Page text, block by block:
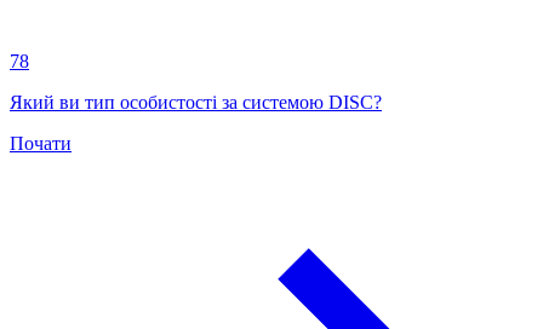
78
Який ви тип особистості за системою DISC?
Почати